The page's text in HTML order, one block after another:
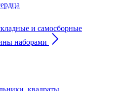
и самосборные
наборами
квадраты